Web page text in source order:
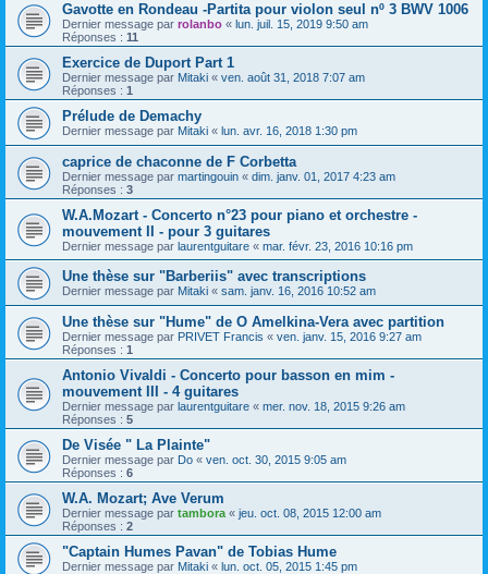
Gavotte en Rondeau -Partita pour violon seul nº 3 BWV 1006
Dernier message par rolanbo « lun. juil. 15, 2019 9:50 am
Réponses : 11
Exercice de Duport Part 1
Dernier message par Mitaki « ven. août 31, 2018 7:07 am
Réponses : 1
Prélude de Demachy
Dernier message par Mitaki « lun. avr. 16, 2018 1:30 pm
caprice de chaconne de F Corbetta
Dernier message par martingouin « dim. janv. 01, 2017 4:23 am
Réponses : 3
W.A.Mozart - Concerto n°23 pour piano et orchestre -
mouvement II - pour 3 guitares
Dernier message par laurentguitare « mar. févr. 23, 2016 10:16 pm
Une thèse sur "Barberiis" avec transcriptions
Dernier message par Mitaki « sam. janv. 16, 2016 10:52 am
Une thèse sur "Hume" de O Amelkina-Vera avec partition
Dernier message par PRIVET Francis « ven. janv. 15, 2016 9:27 am
Réponses : 1
Antonio Vivaldi - Concerto pour basson en mim -
mouvement III - 4 guitares
Dernier message par laurentguitare « mer. nov. 18, 2015 9:26 am
Réponses : 5
De Visée " La Plainte"
Dernier message par Do « ven. oct. 30, 2015 9:05 am
Réponses : 6
W.A. Mozart; Ave Verum
Dernier message par tambora « jeu. oct. 08, 2015 12:00 am
Réponses : 2
"Captain Humes Pavan" de Tobias Hume
Dernier message par Mitaki « lun. oct. 05, 2015 1:45 pm